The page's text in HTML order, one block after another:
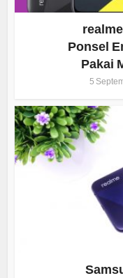
Ponsel
Pakai
5